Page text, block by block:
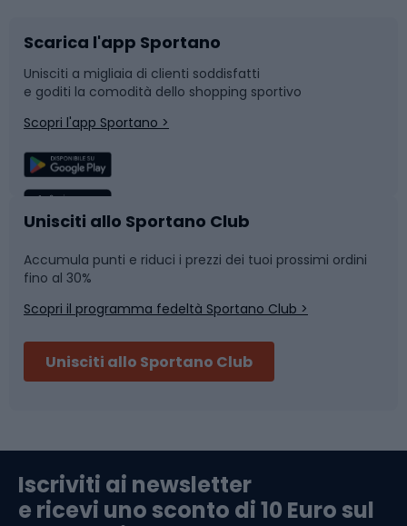
Bushcraft
Corsa
Sport di squadra
Caschi da ciclismo
Skitouring
Abbigliamento da escursionismo
Slitte e slittini
Snowboard
Camminata nordica
Nuoto
Pattinaggio
Componenti per biciclette
Arrampicata
Scarica l'app Sportano
Unisciti a migliaia di clienti soddisfatti
e goditi la comodità dello shopping sportivo
Scopri l'app Sportano >
Unisciti allo Sportano Club
Accumula punti e riduci i prezzi dei tuoi prossimi ordini
fino al 30%
Scopri il programma fedeltà Sportano Club >
Unisciti allo Sportano Club
Iscriviti ai newsletter
e ricevi uno sconto di 10 Euro sul